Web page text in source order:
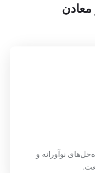
معادن
نوآورانه و